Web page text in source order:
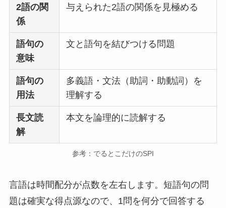
2語の関
係
与えられた2語の関係を見極める
語句の
意味
文と語句を結びつける問題
語句の
用法
多義語・文法（助詞・助動詞）を
理解する
長文読
解
本文を論理的に読解する
参考：でるとこだけのSPI
言語は時間配分が点数を左右します。短語句の問
題は確実な得点源なので、1問を何分で回答する